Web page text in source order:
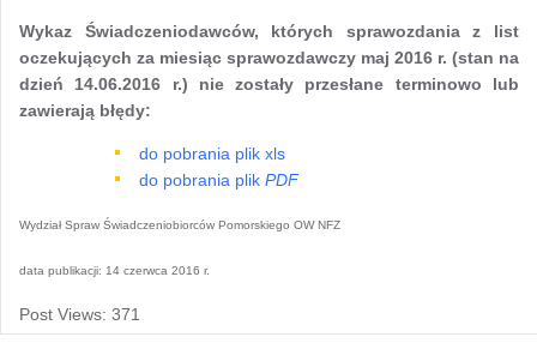
Wykaz Świadczeniodawców, których sprawozdania z list
oczekujących za miesiąc sprawozdawczy maj 2016 r. (stan na
dzień 14.06.2016 r.) nie zostały przesłane terminowo lub
zawierają błędy:
do pobrania plik xls
do pobrania plik PDF
Wydział Spraw Świadczeniobiorców Pomorskiego OW NFZ
data publikacji: 14 czerwca 2016 r.
Post Views: 371